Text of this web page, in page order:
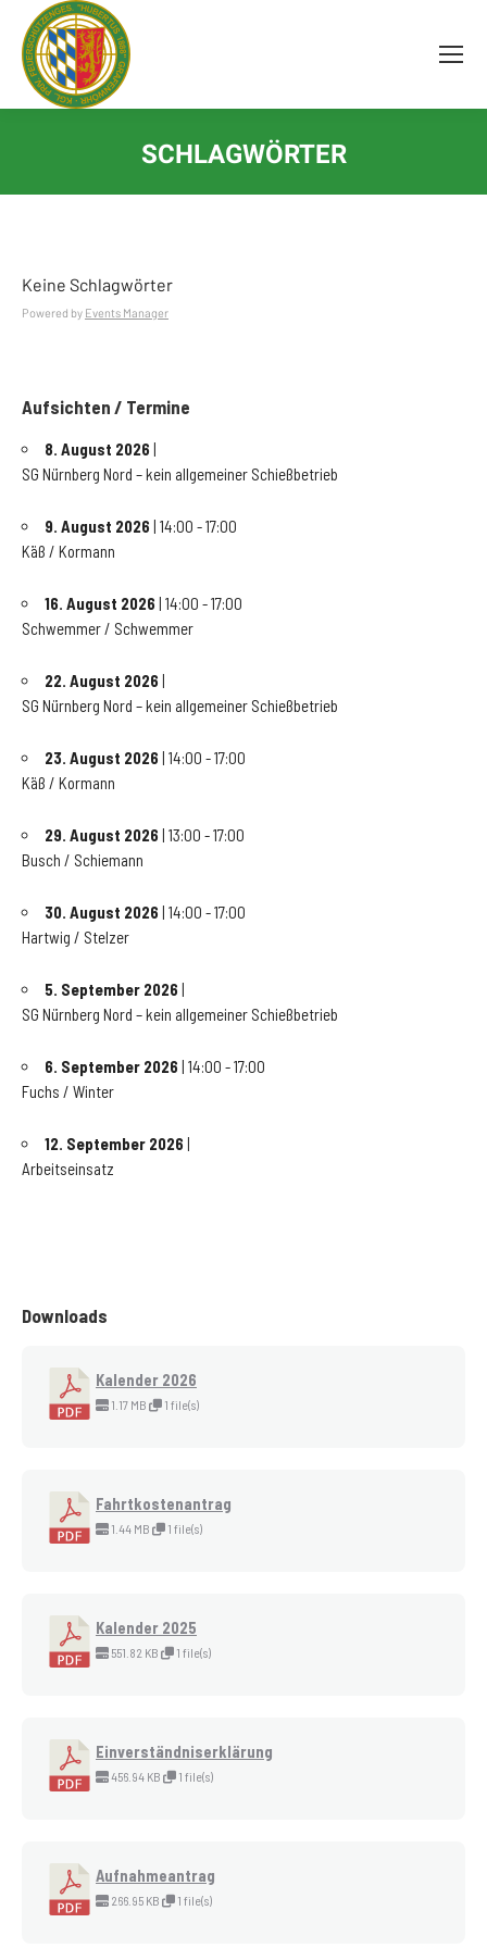
springen
SCHLAGWÖRTER
Keine Schlagwörter
Powered by Events Manager
Aufsichten / Termine
8. August 2026 |
SG Nürnberg Nord – kein allgemeiner Schießbetrieb
9. August 2026 | 14:00 - 17:00
Käß / Kormann
16. August 2026 | 14:00 - 17:00
Schwemmer / Schwemmer
22. August 2026 |
SG Nürnberg Nord – kein allgemeiner Schießbetrieb
23. August 2026 | 14:00 - 17:00
Käß / Kormann
29. August 2026 | 13:00 - 17:00
Busch / Schiemann
30. August 2026 | 14:00 - 17:00
Hartwig / Stelzer
5. September 2026 |
SG Nürnberg Nord – kein allgemeiner Schießbetrieb
6. September 2026 | 14:00 - 17:00
Fuchs / Winter
12. September 2026 |
Arbeitseinsatz
Downloads
Kalender 2026
1.17 MB 1 file(s)
Fahrtkostenantrag
1.44 MB 1 file(s)
Kalender 2025
551.82 KB 1 file(s)
Einverständniserklärung
456.94 KB 1 file(s)
Aufnahmeantrag
266.95 KB 1 file(s)